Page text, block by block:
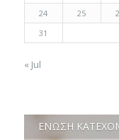
24
25
31
« Jul